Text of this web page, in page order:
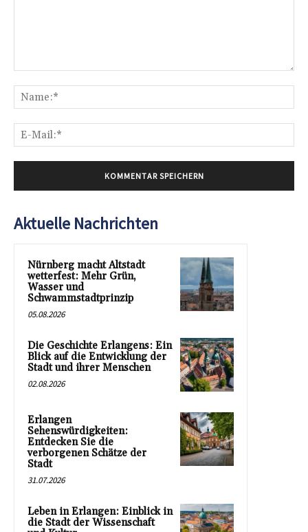
Aktuelle Nachrichten
Nürnberg macht Altstadt
wetterfest: Mehr Grün,
Wasser und
Schwammstadtprinzip
05.08.2026
Die Geschichte Erlangens: Ein
Blick auf die Entwicklung der
Stadt und ihrer Menschen
02.08.2026
Erlangen
Sehenswürdigkeiten:
Entdecken Sie die
verborgenen Schätze der
Stadt
31.07.2026
Leben in Erlangen: Einblick in
die Stadt der Wissenschaft